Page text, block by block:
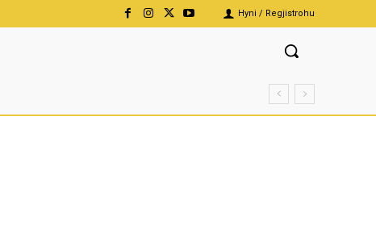
Hyni / Regjistrohu